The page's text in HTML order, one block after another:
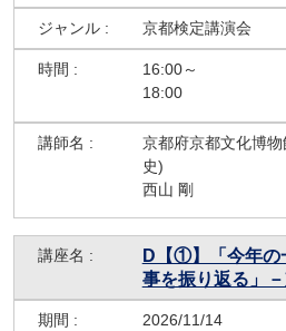
京都検定講演会
16:00～
18:00
京都府京都文化博
史)
西山 剛
D【①】「今年の
事を振り返る」
2026/11/14